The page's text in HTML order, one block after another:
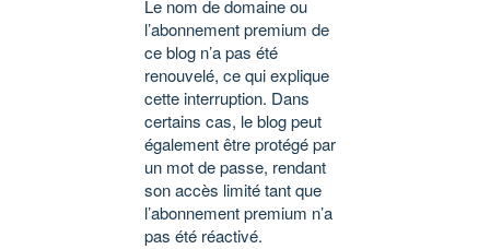
Le nom de domaine ou
l’abonnement premium de
ce blog n’a pas été
renouvelé, ce qui explique
cette interruption. Dans
certains cas, le blog peut
également être protégé par
un mot de passe, rendant
son accès limité tant que
l’abonnement premium n’a
pas été réactivé.